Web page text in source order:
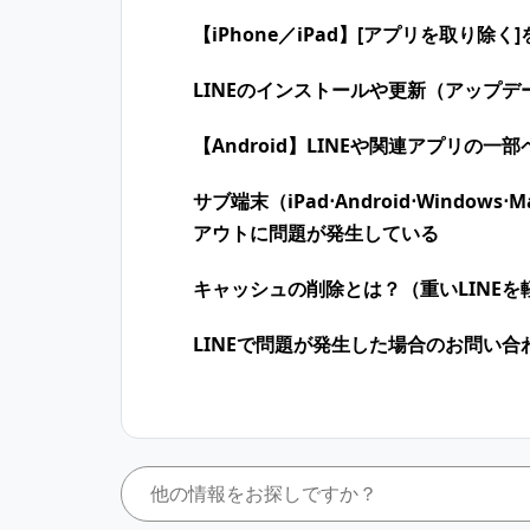
【iPhone／iPad】[アプリを取り除く]
LINEのインストールや更新（アップデ
【Android】LINEや関連アプリの一
サブ端末（iPad⋅Android⋅
アウトに問題が発生している
キャッシュの削除とは？（重いLINEを
LINEで問題が発生した場合のお問い合